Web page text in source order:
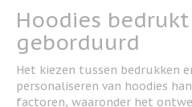
Hoodies
geborduurd
Het kiezen tussen bedrukken
personaliseren van hoodies
factoren, waaronder het